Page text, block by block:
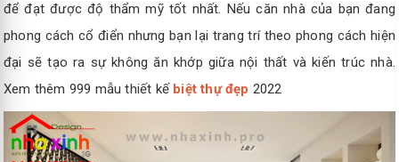
để đạt được độ thẩm mỹ tốt nhất. Nếu căn nhà của bạn đang
phong cách cổ điển nhưng bạn lại trang trí theo phong cách hiện
đại sẽ tạo ra sự không ăn khớp giữa nội thất và kiến trúc nhà.
Xem thêm 999 mẫu thiết kế biệt thự đẹp 2022